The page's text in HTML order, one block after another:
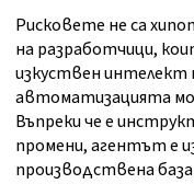
Рисковете не са
на разработчици,
изкуствен интелект
автоматизацията
Въпреки че е
промени, агентът е
производствена